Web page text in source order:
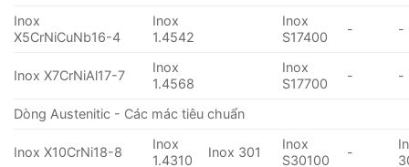
Inox
X5CrNiCuNb16-4
Inox
1.4542
Inox
S17400
- -
Inox X7CrNiAl17-7
Inox
1.4568
Inox
S17700
- -
Dòng Austenitic - Các mác tiêu chuẩn
Inox X10CrNi18-8
Inox
1.4310
Inox 301
Inox
S30100
-